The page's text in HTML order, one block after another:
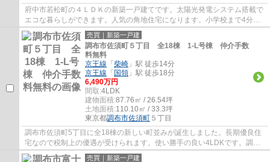
府中市若松町の４ＬＤＫの新築一戸建てです。太陽光発電システム搭載で
エコな暮らしができます。人気の角地住宅になります。小学校まで4分で
す。府中市でお住まいをお探しなら多摩地区...
売買｜新築一戸建
調布市佐須町５丁目 全18棟 1-L号棟 仲介手数
料無料
京王線 「 柴崎 」駅 徒歩14分
京王線 「 国領 」駅 徒歩18分
6,490万円
間取:4LDK
建物面積:87.76㎡ / 26.54坪
土地面積:110.10㎡ / 33.3坪
東京都調布市佐須町 ５丁目
調布市佐須町5丁目に全18棟の新しい町並みが誕生しました。長期優良住
宅なので税制上の優遇が受けられます。使い勝手の良い4LDKです。調布
市でお住まいをお探しなら多摩地区に詳しいエ...
売買｜新築一戸建